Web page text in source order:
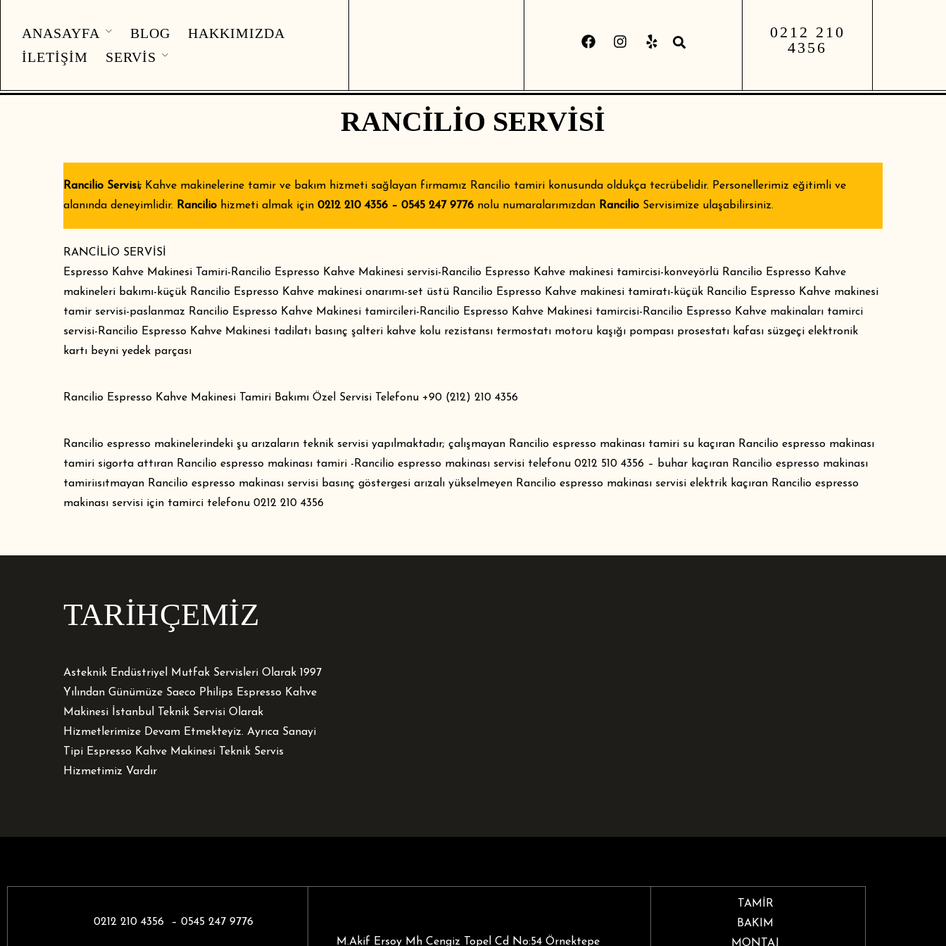
ANASAYFA BLOG
HAKKIMIZDA
İLETIŞIM
SERVIS
0212 210
4356
RANCILIO SERVISI
Rancilio Servisi; Kahve makinelerine tamir ve bakım hizmeti sağlayan firmamız Rancilio tamiri konusunda oldukça tecrübelidir. Personellerimiz eğitimli ve
alanında deneyimlidir. Rancilio hizmeti almak için 0212 210 4356 – 0545 247 9776 nolu numaralarımızdan Rancilio Servisimize ulaşabilirsiniz.
RANCİLİO SERVİSİ
Espresso Kahve Makinesi Tamiri-Rancilio Espresso Kahve Makinesi servisi-Rancilio Espresso Kahve makinesi tamircisi-konveyörlü Rancilio Espresso Kahve
makineleri bakımı-küçük Rancilio Espresso Kahve makinesi onarımı-set üstü Rancilio Espresso Kahve makinesi tamiratı-küçük Rancilio Espresso Kahve makinesi
tamir servisi-paslanmaz Rancilio Espresso Kahve Makinesi tamircileri-Rancilio Espresso Kahve Makinesi tamircisi-Rancilio Espresso Kahve makinaları tamirci
servisi-Rancilio Espresso Kahve Makinesi tadilatı basınç şalteri kahve kolu rezistansı termostatı motoru kaşığı pompası prosestatı kafası süzgeçi elektronik
kartı beyni yedek parçası
Rancilio Espresso Kahve Makinesi Tamiri Bakımı Özel Servisi Telefonu +90 (212) 210 4356
Rancilio espresso makinelerindeki şu arızaların teknik servisi yapılmaktadır; çalışmayan Rancilio espresso makinası tamiri su kaçıran Rancilio espresso makinası
tamiri sigorta attıran Rancilio espresso makinası tamiri -Rancilio espresso makinası servisi telefonu 0212 510 4356 – buhar kaçıran Rancilio espresso makinası
tamiriısıtmayan Rancilio espresso makinası servisi basınç göstergesi arızalı yükselmeyen Rancilio espresso makinası servisi elektrik kaçıran Rancilio espresso
makinası servisi için tamirci telefonu 0212 210 4356
TARİHÇEMİZ
Asteknik Endüstriyel Mutfak Servisleri Olarak 1997
Yılından Günümüze Saeco Philips Espresso Kahve
Makinesi İstanbul Teknik Servisi Olarak
Hizmetlerimize Devam Etmekteyiz. Ayrıca Sanayi
Tipi Espresso Kahve Makinesi Teknik Servis
Hizmetimiz Vardır
0212 210 4356 – 0545 247 9776
M.Akif Ersoy Mh Cengiz Topel Cd No:54 Örnektepe
TAMİR
BAKIM
MONTAJ